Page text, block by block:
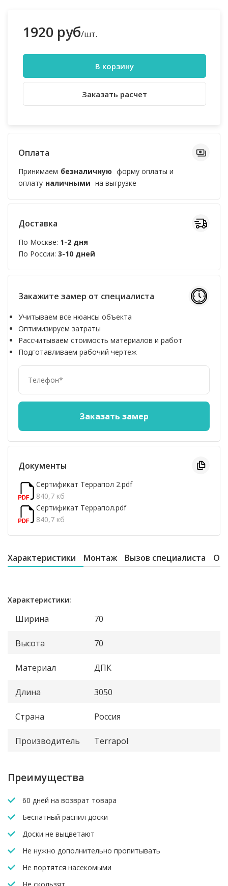
1920 руб/шт.
В корзину
Заказать расчет
Оплата
Принимаем безналичную форму оплаты и
оплату наличными на выгрузке
Доставка
По Москве: 1-2 дня
По России: 3-10 дней
Закажите замер от специалиста
Учитываем все нюансы объекта
Оптимизируем затраты
Рассчитываем стоимость материалов и работ
Подготавливаем рабочий чертеж
Документы
Сертификат Террапол 2.pdf
840,7 кб
Сертификат Террапол.pdf
840,7 кб
Характеристики Монтаж Вызов специалиста
Характеристики:
Ширина 70
Высота 70
Материал ДПК
Длина 3050
Страна Россия
Производитель Terrapol
Преимущества
60 дней на возврат товара
Беспатный распил доски
Доски не выцветают
Не нужно дополнительно пропитывать
Не портятся насекомыми